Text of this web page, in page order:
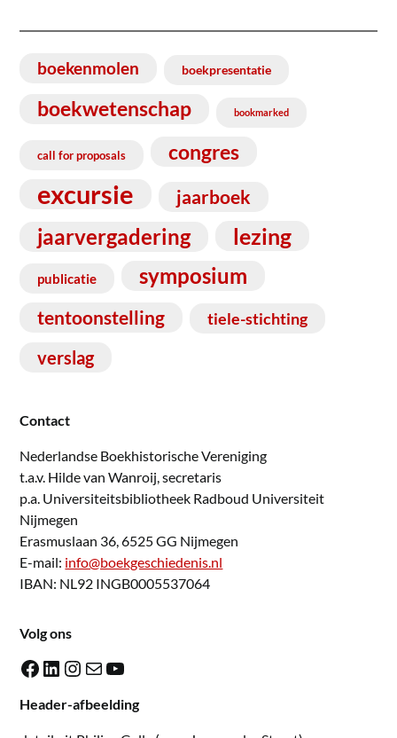
boekenmolen boekpresentatie
boekwetenschap bookmarked
call for proposals congres
excursie jaarboek
jaarvergadering lezing
publicatie symposium
tentoonstelling tiele-stichting
verslag
Contact
Nederlandse Boekhistorische Vereniging
t.a.v. Hilde van Wanroij, secretaris
p.a. Universiteitsbibliotheek Radboud Universiteit
Nijmegen
Erasmuslaan 36, 6525 GG Nijmegen
E-mail: info@boekgeschiedenis.nl
IBAN: NL92 INGB0005537064
Volg ons
Facebook LinkedIn Instagram E-mail YouTube
Header-afbeelding